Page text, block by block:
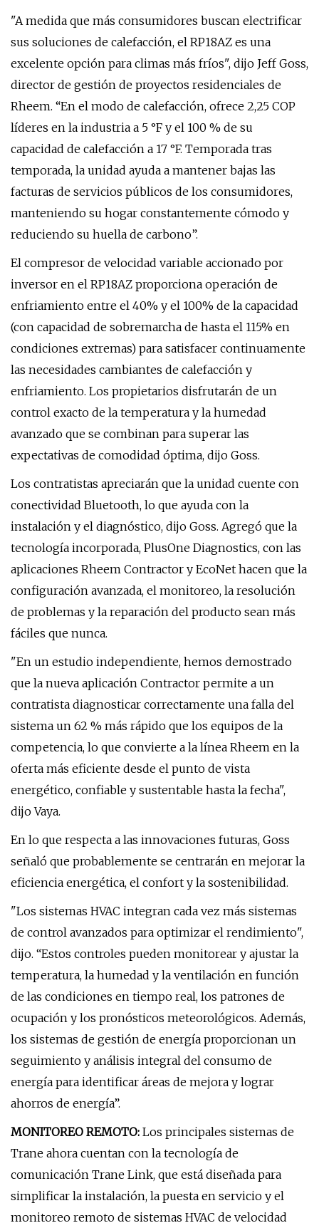
"A medida que más consumidores buscan electrificar
sus soluciones de calefacción, el RP18AZ es una
excelente opción para climas más fríos", dijo Jeff Goss,
director de gestión de proyectos residenciales de
Rheem. “En el modo de calefacción, ofrece 2,25 COP
líderes en la industria a 5 °F y el 100 % de su
capacidad de calefacción a 17 °F. Temporada tras
temporada, la unidad ayuda a mantener bajas las
facturas de servicios públicos de los consumidores,
manteniendo su hogar constantemente cómodo y
reduciendo su huella de carbono”.
El compresor de velocidad variable accionado por
inversor en el RP18AZ proporciona operación de
enfriamiento entre el 40% y el 100% de la capacidad
(con capacidad de sobremarcha de hasta el 115% en
condiciones extremas) para satisfacer continuamente
las necesidades cambiantes de calefacción y
enfriamiento. Los propietarios disfrutarán de un
control exacto de la temperatura y la humedad
avanzado que se combinan para superar las
expectativas de comodidad óptima, dijo Goss.
Los contratistas apreciarán que la unidad cuente con
conectividad Bluetooth, lo que ayuda con la
instalación y el diagnóstico, dijo Goss. Agregó que la
tecnología incorporada, PlusOne Diagnostics, con las
aplicaciones Rheem Contractor y EcoNet hacen que la
configuración avanzada, el monitoreo, la resolución
de problemas y la reparación del producto sean más
fáciles que nunca.
"En un estudio independiente, hemos demostrado
que la nueva aplicación Contractor permite a un
contratista diagnosticar correctamente una falla del
sistema un 62 % más rápido que los equipos de la
competencia, lo que convierte a la línea Rheem en la
oferta más eficiente desde el punto de vista
energético, confiable y sustentable hasta la fecha",
dijo Vaya.
En lo que respecta a las innovaciones futuras, Goss
señaló que probablemente se centrarán en mejorar la
eficiencia energética, el confort y la sostenibilidad.
"Los sistemas HVAC integran cada vez más sistemas
de control avanzados para optimizar el rendimiento",
dijo. “Estos controles pueden monitorear y ajustar la
temperatura, la humedad y la ventilación en función
de las condiciones en tiempo real, los patrones de
ocupación y los pronósticos meteorológicos. Además,
los sistemas de gestión de energía proporcionan un
seguimiento y análisis integral del consumo de
energía para identificar áreas de mejora y lograr
ahorros de energía”.
MONITOREO REMOTO: Los principales sistemas de
Trane ahora cuentan con la tecnología de
comunicación Trane Link, que está diseñada para
simplificar la instalación, la puesta en servicio y el
monitoreo remoto de sistemas HVAC de velocidad